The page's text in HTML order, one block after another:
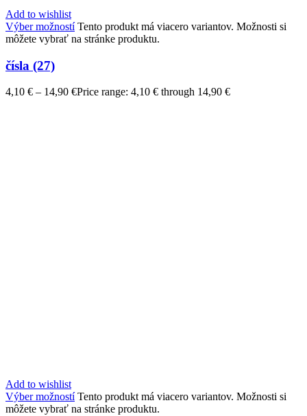
Add to wishlist
Výber možností Tento produkt má viacero variantov. Možnosti si
môžete vybrať na stránke produktu.
čísla (27)
4,10 € – 14,90 €Price range: 4,10 € through 14,90 €
Add to wishlist
Výber možností Tento produkt má viacero variantov. Možnosti si
môžete vybrať na stránke produktu.